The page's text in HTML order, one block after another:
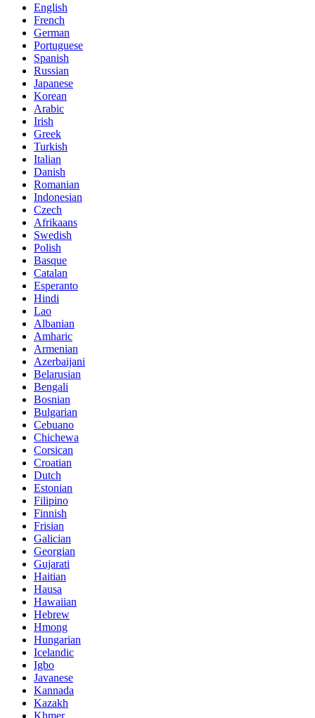
English
French
German
Portuguese
Spanish
Russian
Japanese
Korean
Arabic
Irish
Greek
Turkish
Italian
Danish
Romanian
Indonesian
Czech
Afrikaans
Swedish
Polish
Basque
Catalan
Esperanto
Hindi
Lao
Albanian
Amharic
Armenian
Azerbaijani
Belarusian
Bengali
Bosnian
Bulgarian
Cebuano
Chichewa
Corsican
Croatian
Dutch
Estonian
Filipino
Finnish
Frisian
Galician
Georgian
Gujarati
Haitian
Hausa
Hawaiian
Hebrew
Hmong
Hungarian
Icelandic
Igbo
Javanese
Kannada
Kazakh
Khmer